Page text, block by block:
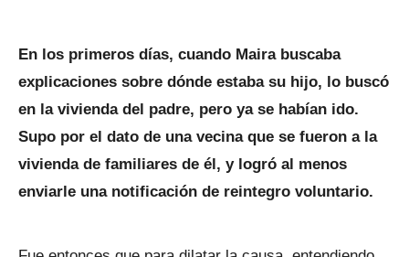
En los primeros días, cuando Maira buscaba
explicaciones sobre dónde estaba su hijo, lo buscó
en la vivienda del padre, pero ya se habían ido.
Supo por el dato de una vecina que se fueron a la
vivienda de familiares de él, y logró al menos
enviarle una notificación de reintegro voluntario.